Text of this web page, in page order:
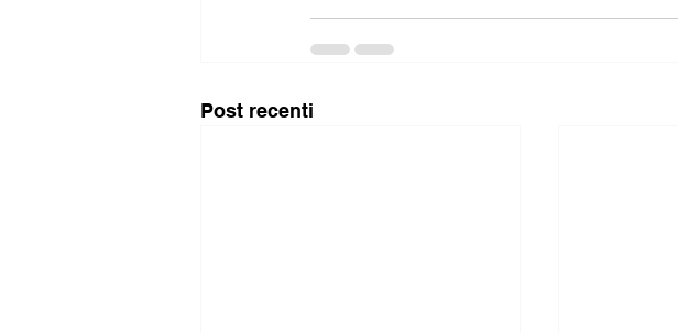
Post recenti